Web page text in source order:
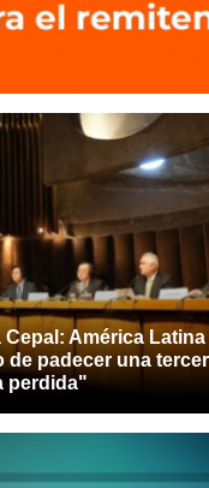
Cepal: América
de padecer una
perdida"